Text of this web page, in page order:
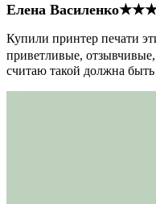
Елена Василенко
Купили принтер печати
приветливые,
считаю такой должна